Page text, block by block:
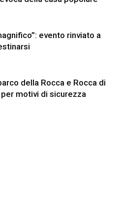
evento rinviato a
della Rocca e Rocca di
per motivi di sicurezza